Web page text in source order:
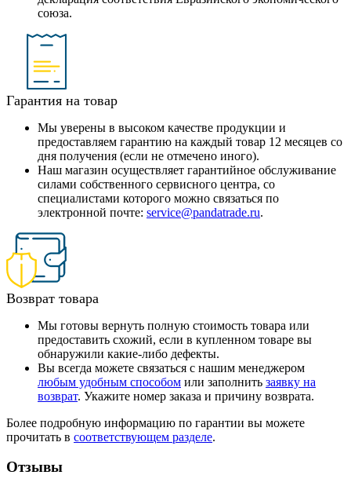
союза.
Гарантия на товар
Мы уверены в высоком качестве продукции и
предоставляем гарантию на каждый товар 12 месяцев со
дня получения (если не отмечено иного).
Наш магазин осуществляет гарантийное обслуживание
силами собственного сервисного центра, со
специалистами которого можно связаться по
электронной почте: service@pandatrade.ru.
Возврат товара
Мы готовы вернуть полную стоимость товара или
предоставить схожий, если в купленном товаре вы
обнаружили какие-либо дефекты.
Вы всегда можете связаться с нашим менеджером
любым удобным способом или заполнить заявку на
возврат. Укажите номер заказа и причину возврата.
Более подробную информацию по гарантии вы можете
прочитать в соответствующем разделе.
Отзывы